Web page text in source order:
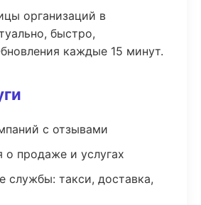
организаций в
быстро,
каждые 15 минут.
с отзывами
о продаже и услугах
службы: такси, доставка,